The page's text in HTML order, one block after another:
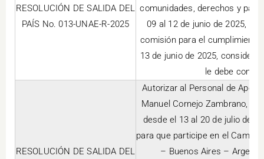
RESOLUCIÓN DE SALIDA DEL
PAÍS No. 013-UNAE-R-2025
comunidades, derechos y paz
09 al 12 de junio de 2025,
comisión para el
13 de junio de 2025,
le debe
RESOLUCIÓN DE SALIDA DEL
Autorizar al Personal de
Manuel Cornejo Zambrano,
desde el 13 al 20 de julio de
para que participe en el
– Buenos Aires –